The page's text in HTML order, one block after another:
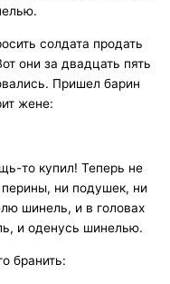
солдата продать
они за двадцать пять
Пришел барин
жене:
то купил! Теперь не
ни подушек, ни
шинель, и в головах
и оденусь шинелью.
бранить: